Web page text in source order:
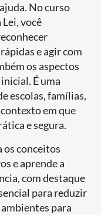
No curso
você
e agir com
os aspectos
É uma
escolas, famílias,
em que
e segura.
os conceitos
e aprende a
com destaque
para reduzir
para